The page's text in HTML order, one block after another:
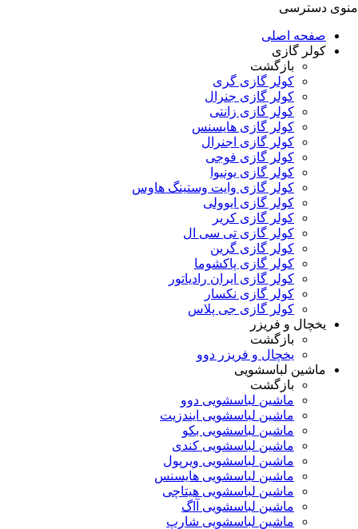
منوی دسترسی
صفحه اصلی
کولر گازی
بازگشت
کولر گازی گری
کولر گازی جنرال
کولر گازی زانتی
کولر گازی هایسنس
کولر گازی اجنرال
کولر گازی فوجی
کولر گازی یونیوا
کولر گازی وایت وستینگ هاوس
کولر گازی ایوولی
کولر گازی کریر
کولر گازی تی سی ال
کولر گازی گرین
کولر گازی پاکشوما
کولر گازی ایران رادیاتور
کولر گازی نکسار
کولر گازی جی پلاس
یخچال و فریزر
بازگشت
یخچال و فریزر دوو
ماشین لباسشویی
بازگشت
ماشین لباسشویی دوو
ماشین لباسشویی ایندزیت
ماشین لباسشویی بکو
ماشین لباسشویی کندی
ماشین لباسشویی ویرپول
ماشین لباسشویی هایسنس
ماشین لباسشویی هیتاچی
ماشین لباسشویی آاگ
ماشین لباسشویی شارپ